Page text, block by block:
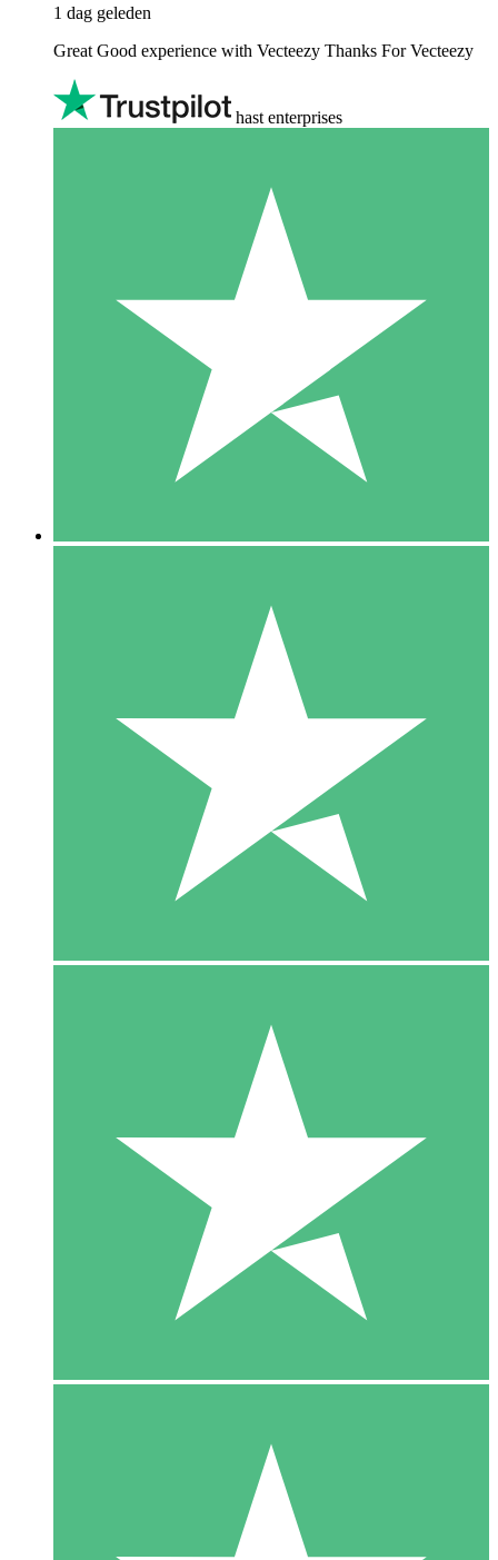
1 dag geleden
Great Good experience with Vecteezy Thanks For Vecteezy
hast enterprises